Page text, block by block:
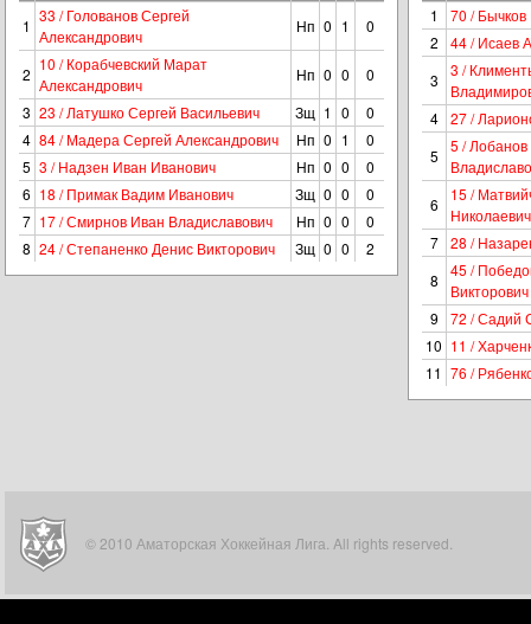
1
33 / Голованов Сергей
Александрович
Нп 0 1 0
2
10 / Корабчевский Марат
Александрович
Нп 0 0
0
3 23 / Латушко Сергей Васильевич Зщ 1 0
0
4 84 / Мадера Сергей Александрович Нп 0 1
0
5 3 / Надзен Иван Иванович Нп 0 0
0
6 18 / Примак Вадим Иванович Зщ 0 0
0
7 17 / Смирнов Иван Владиславович Нп 0 0
0
8 24 / Степаненко Денис Викторович Зщ 0 0 2
1
70 / Бычков
2
44 / Исаев
3
3 /
4
27 /
5
5 / Лобанов
6
15 /
Николаевич
7
28 /
8
45 /
Викторович
9
72 / Садий
10 11 /
11 76 /
© 2010 Аматорская Хоккейная Лига. All rights reserved.